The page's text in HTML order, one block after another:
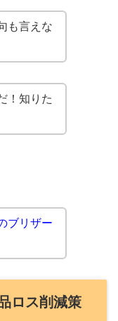
も言えな
！知りた
ブリザー
ロス削減策